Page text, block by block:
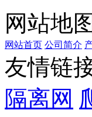
网站地
网站首页 公司简介
友情链
隔离网